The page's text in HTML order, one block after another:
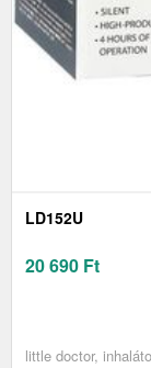
LD152U
20 690 Ft
little doctor,